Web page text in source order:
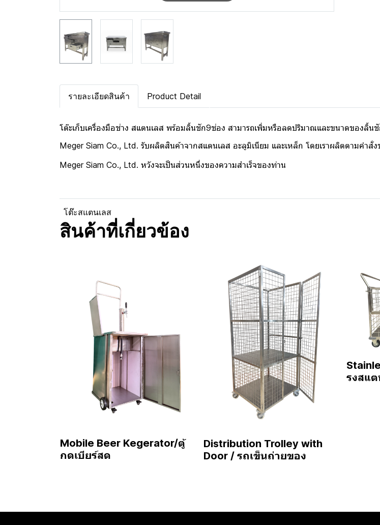
รายละเอียดสินค้า Product Detail
โต๊ะเก็บเครื่องมือช่าง สแตนเลส พร้อมลิ้นชัก9ช่อง สามารถเพิ่มหรือลดปริมาณและขนาดของลิ้น
Meger Siam Co., Ltd. รับผลิตสินค้าจากสแตนเลส อะลูมิเนียม และเหล็ก โดยเราผลิตตามคำสั่
Meger Siam Co., Ltd. หวังจะเป็นส่วนหนึ่งของความสำเร็จของท่าน
โต๊ะสแตนเลส
สินค้าที่เกี่ยวข้อง
Mobile Beer Kegerator/ตู้
กดเบียร์สด
Distribution Trolley with
Door / รถเข็นถ่ายของ
รงสแต